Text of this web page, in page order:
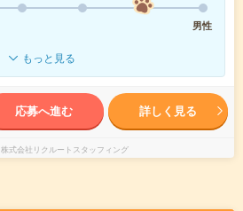
男性
もっと見る
応募へ進む 詳しく見る
株式会社リクルートスタッフィング